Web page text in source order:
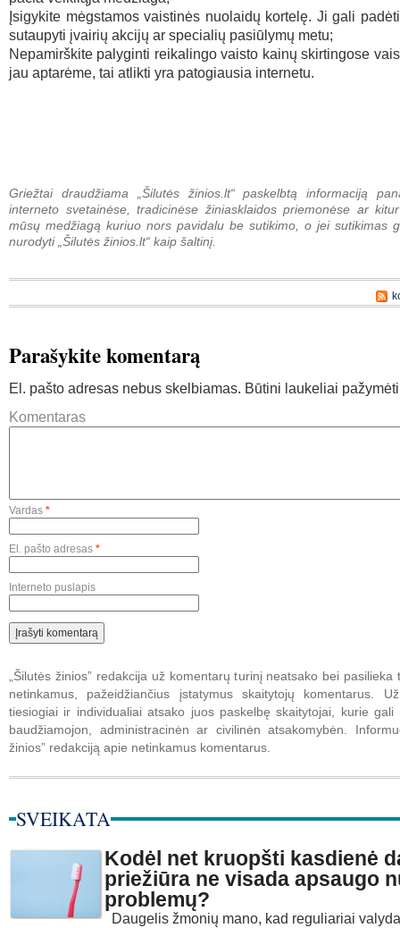
Įsigykite mėgstamos vaistinės nuolaidų kortelę. Ji gali
sutaupyti įvairių akcijų ar specialių pasiūlymų metu;
Nepamirškite palyginti reikalingo vaisto kainų skirtingose
jau aptarėme, tai atlikti yra patogiausia internetu.
Griežtai draudžiama „Šilutės žinios.lt“ paskelbtą informaciją
interneto svetainėse, tradicinėse žiniasklaidos priemonėse ar
mūsų medžiagą kuriuo nors pavidalu be sutikimo, o jei sutikimas
nurodyti „Šilutės žinios.lt“ kaip šaltinį.
Parašykite komentarą
El. pašto adresas nebus skelbiamas. Būtini laukeliai
Komentaras
Vardas *
El. pašto adresas *
Interneto puslapis
„Šilutės žinios” redakcija už komentarų turinį neatsako bei pasilieka
netinkamus, pažeidžiančius įstatymus skaitytojų komentarus.
tiesiogiai ir individualiai atsako juos paskelbę skaitytojai, kurie gali
baudžiamojon, administracinėn ar civilinėn atsakomybėn.
žinios” redakciją apie netinkamus komentarus.
SVEIKATA
Kodėl net kruopšti kasdienė
priežiūra ne visada apsaugo
problemų?
Daugelis žmonių mano, kad reguliariai